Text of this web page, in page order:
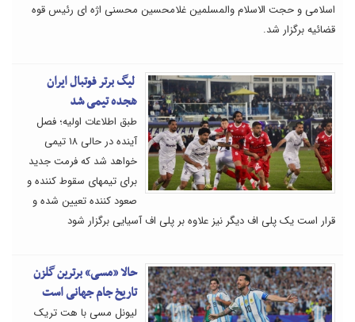
اسلامی و حجت الاسلام والمسلمین غلامحسین محسنی اژه ای رئیس قوه
قضائیه برگزار شد.
لیگ برتر فوتبال ایران
هجده تیمی شد
طبق اطلاعات اولیه؛ فصل
آینده در حالی ۱۸ تیمی
خواهد شد که فرمت جدید
برای تیمهای سقوط کننده و
صعود کننده تعیین شده و
قرار است یک پلی اف دیگر نیز علاوه بر پلی اف آسیایی برگزار شود
حالا «مسی» برترین گلزن
تاریخ جام جهانی است
لیونل مسی با هت تریک